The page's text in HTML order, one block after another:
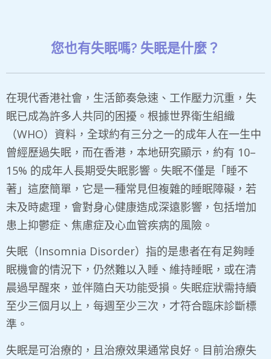
您也有失眠嗎? 失眠是什麼？
在現代香港社會，生活節奏急速、工作壓力沉重，失
眠已成為許多人共同的困擾。根據世界衛生組織
（WHO）資料，全球約有三分之一的成年人在一生中
曾經歷過失眠，而在香港，本地研究顯示，約有 10–
15% 的成年人長期受失眠影響。失眠不僅是「睡不
著」這麼簡單，它是一種常見但複雜的睡眠障礙，若
未及時處理，會對身心健康造成深遠影響，包括增加
患上抑鬱症、焦慮症及心血管疾病的風險。
失眠（Insomnia Disorder）指的是患者在有足夠睡
眠機會的情況下，仍然難以入睡、維持睡眠，或在清
晨過早醒來，並伴隨白天功能受損。失眠症狀需持續
至少三個月以上，每週至少三次，才符合臨床診斷標
準。
失眠是可治療的，且治療效果通常良好。目前治療失